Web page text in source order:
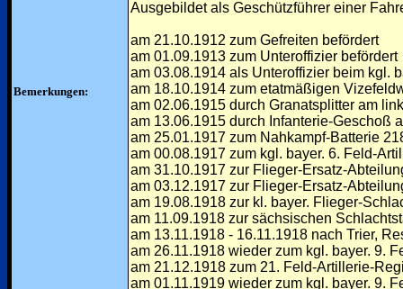
Bemerkungen:
Ausgebildet als Geschützführer einer
am 21.10.1912 zum Gefreiten befördert
am 01.09.1913 zum Unteroffizier befördert
am 03.08.1914 als Unteroffizier beim kgl.
am 18.10.1914 zum etatmäßigen
am 02.06.1915 durch Granatsplitter am
am 13.06.1915 durch Infanterie-Geschoß
am 25.01.1917 zum Nahkampf-Batterie
am 00.08.1917 zum kgl. bayer. 6. Feld-
am 31.10.1917 zur Flieger-Ersatz-
am 03.12.1917 zur Flieger-Ersatz-
am 19.08.1918 zur kl. bayer. Flieger-
am 11.09.1918 zur sächsischen
am 13.11.1918 - 16.11.1918 nach Trier,
am 26.11.1918 wieder zum kgl. bayer. 9.
am 21.12.1918 zum 21. Feld-Artillerie-
am 01.11.1919 wieder zum kgl. bayer. 9.